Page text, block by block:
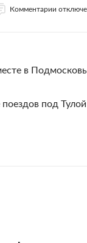
Комментарии
в
под Тулой